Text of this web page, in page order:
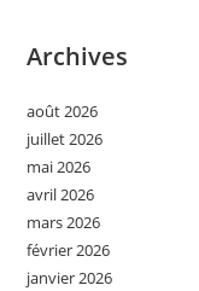
Archives
août 2026
juillet 2026
mai 2026
avril 2026
mars 2026
février 2026
janvier 2026